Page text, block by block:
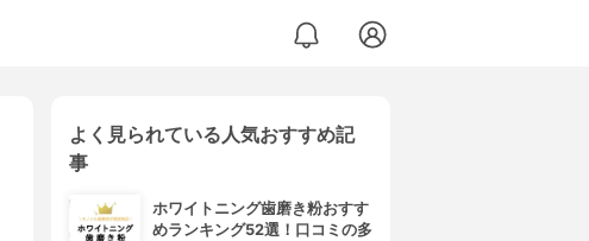
よく見られている人気おすすめ記
事
ホワイトニング歯磨き粉おすす
めランキング52選！口コミの多